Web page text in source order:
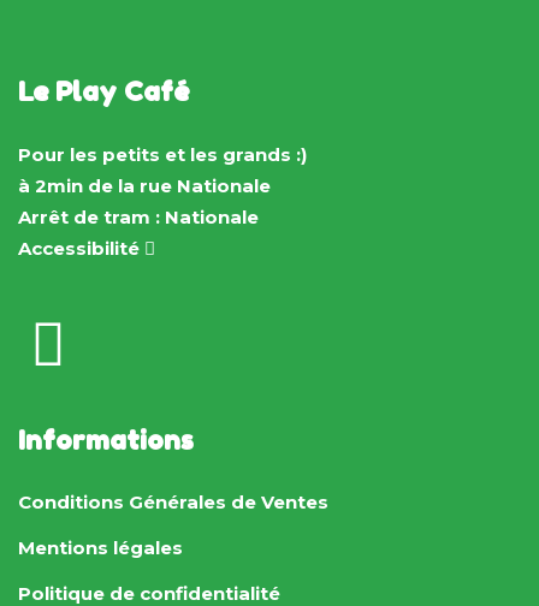
Le Play Café
Pour les petits et les grands :)
à 2min de la rue Nationale
Arrêt de tram : Nationale
Accessibilité
Informations
Conditions Générales de Ventes
Mentions légales
Politique de confidentialité